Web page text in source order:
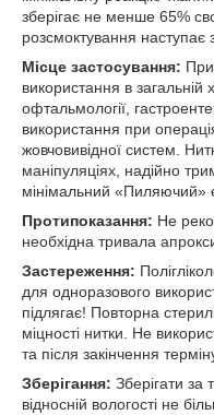
зберігає не менше 65%
розсмоктування наступає
Місце застосування:
використання в загальній
офтальмології,
використання при
жовчовивідної систем.
маніпуляціях, надійно
мінімальний «Пиляючий»
Протипоказання: Не
необхідна тривала
Застереження:
для одноразового
підлягає! Повторна
міцності нитки. Не
та після закінчення
Зберігання: Зберігати за
відносній вологості не